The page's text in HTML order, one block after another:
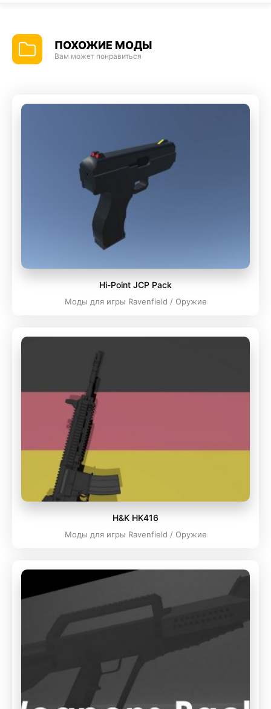
ПОХОЖИЕ МОДЫ
Вам может понравиться
Hi-Point JCP Pack
Моды для игры Ravenfield / Оружие
H&K HK416
Моды для игры Ravenfield / Оружие